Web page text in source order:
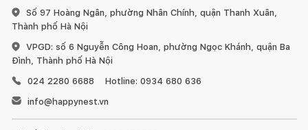
Số 97 Hoàng Ngân, phường Nhân Chính, quận Thanh Xuân,
Thành phố Hà Nội
VPGD: số 6 Nguyễn Công Hoan, phường Ngọc Khánh, quận Ba
Đình, Thành phố Hà Nội
024 2280 6688
Hotline: 0934 680 636
info@happynest.vn